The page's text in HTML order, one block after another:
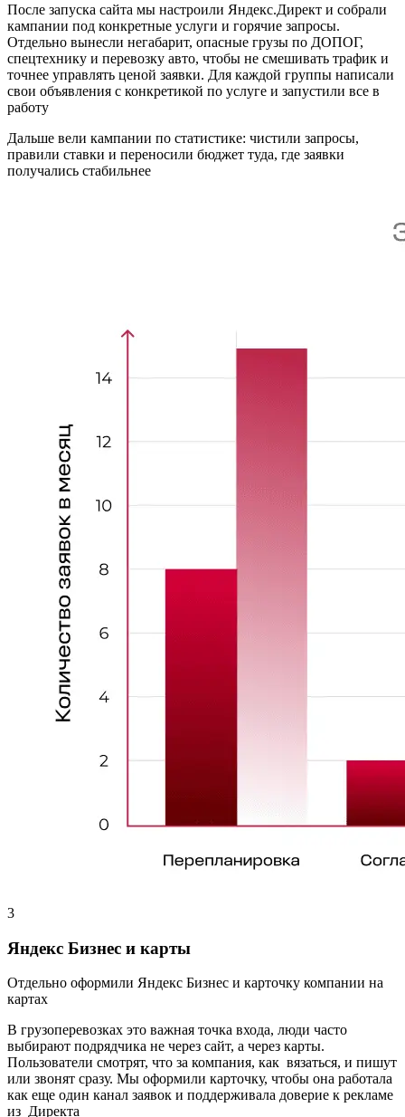
После запуска сайта мы настроили Яндекс.Директ и собрали
кампании под конкретные услуги и горячие запросы.
Отдельно вынесли негабарит, опасные грузы по ДОПОГ,
спецтехнику и перевозку авто, чтобы не смешивать трафик и
точнее управлять ценой заявки. Для каждой группы написали
свои объявления с конкретикой по услуге и запустили все в
работу
Дальше вели кампании по статистике: чистили запросы,
правили ставки и переносили бюджет туда, где заявки
получались стабильнее
3
Яндекс Бизнес и карты
Отдельно оформили Яндекс Бизнес и карточку компании на
картах
В грузоперевозках это важная точка входа, люди часто
выбирают подрядчика не через сайт, а через карты.
Пользователи смотрят, что за компания, как вязаться, и пишут
или звонят сразу. Мы оформили карточку, чтобы она работала
как еще один канал заявок и поддерживала доверие к рекламе
из Директа